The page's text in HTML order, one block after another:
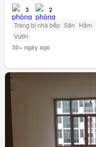
3 2
Trang bị nhà bếp Sân Hầm
Vườn
30+ ngày ago